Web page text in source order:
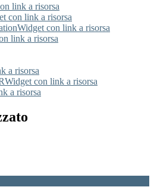
link a risorsa
con link a risorsa
Widget con link a risorsa
link a risorsa
a risorsa
Widget con link a risorsa
a risorsa